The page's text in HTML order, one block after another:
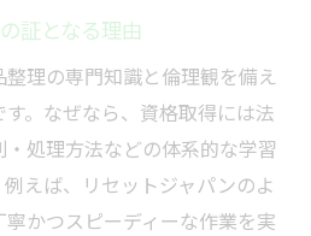
証となる理由
理の専門知識と倫理観を備え
。なぜなら、資格取得には法
処理方法などの体系的な学習
えば、リセットジャパンのよ
かつスピーディーな作業を実